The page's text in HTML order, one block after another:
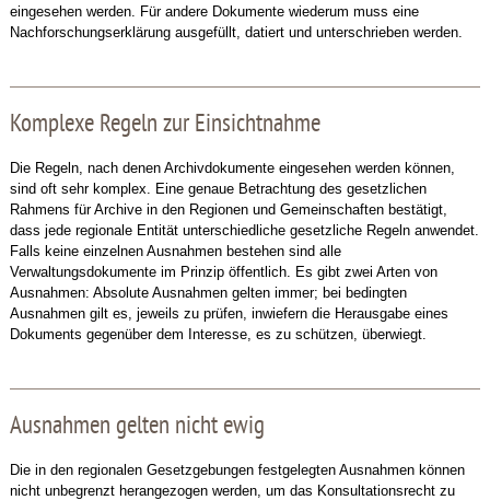
eingesehen werden. Für andere Dokumente wiederum muss eine
Nachforschungserklärung ausgefüllt, datiert und unterschrieben werden.
Komplexe Regeln zur Einsichtnahme
Die Regeln, nach denen Archivdokumente eingesehen werden können,
sind oft sehr komplex. Eine genaue Betrachtung des gesetzlichen
Rahmens für Archive in den Regionen und Gemeinschaften bestätigt,
dass jede regionale Entität unterschiedliche gesetzliche Regeln anwendet.
Falls keine einzelnen Ausnahmen bestehen sind alle
Verwaltungsdokumente im Prinzip öffentlich. Es gibt zwei Arten von
Ausnahmen: Absolute Ausnahmen gelten immer; bei bedingten
Ausnahmen gilt es, jeweils zu prüfen, inwiefern die Herausgabe eines
Dokuments gegenüber dem Interesse, es zu schützen, überwiegt.
Ausnahmen gelten nicht ewig
Die in den regionalen Gesetzgebungen festgelegten Ausnahmen können
nicht unbegrenzt herangezogen werden, um das Konsultationsrecht zu